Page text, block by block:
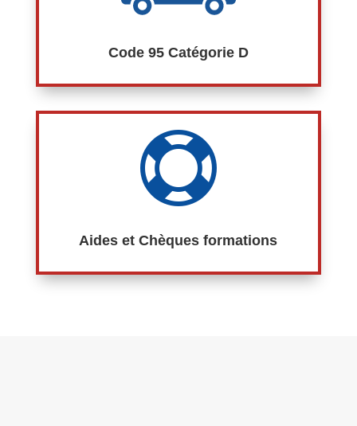
Code 95 Catégorie D

Aides et Chèques formations